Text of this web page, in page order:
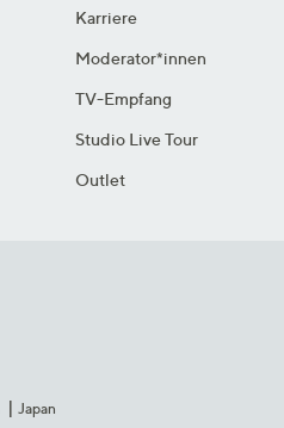
Karriere
Moderator*innen
TV-Empfang
Studio Live Tour
Outlet
Japan